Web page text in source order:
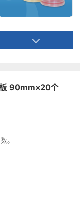
板 90mm×20个
。